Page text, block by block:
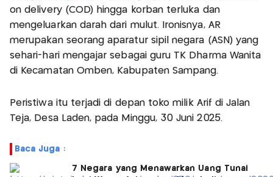
on delivery (COD) hingga korban terluka dan
mengeluarkan darah dari mulut. Ironisnya, AR
merupakan seorang aparatur sipil negara (ASN) yang
sehari-hari mengajar sebagai guru TK Dharma Wanita
di Kecamatan Omben, Kabupaten Sampang.
Peristiwa itu terjadi di depan toko milik Arif di Jalan
Teja, Desa Laden, pada Minggu, 30 Juni 2025.
Baca Juga :
7 Negara yang Menawarkan Uang Tunai